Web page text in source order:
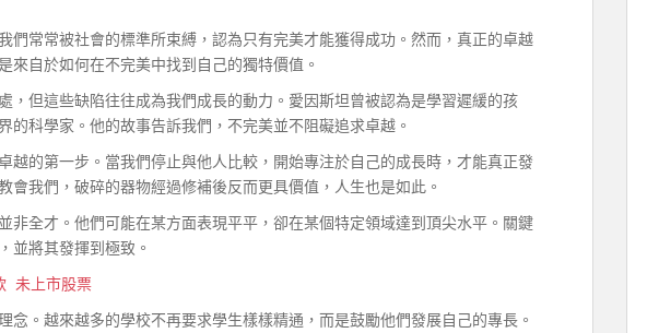
們常常被社會的標準所束縛，認為只有完美才能獲得成功。然而，真正的卓越
來自於如何在不完美中找到自己的獨特價值。
，但這些缺陷往往成為我們成長的動力。愛因斯坦曾被認為是學習遲緩的孩
的科學家。他的故事告訴我們，不完美並不阻礙追求卓越。
越的第一步。當我們停止與他人比較，開始專注於自己的成長時，才能真正發
會我們，破碎的器物經過修補後反而更具價值，人生也是如此。
非全才。他們可能在某方面表現平平，卻在某個特定領域達到頂尖水平。關鍵
並將其發揮到極致。
未上市股票
念。越來越多的學校不再要求學生樣樣精通，而是鼓勵他們發展自己的專長。